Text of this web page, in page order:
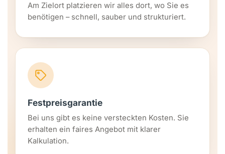
Am Zielort platzieren wir alles dort, wo Sie es
benötigen – schnell, sauber und strukturiert.
Festpreisgarantie
Bei uns gibt es keine versteckten Kosten. Sie
erhalten ein faires Angebot mit klarer
Kalkulation.